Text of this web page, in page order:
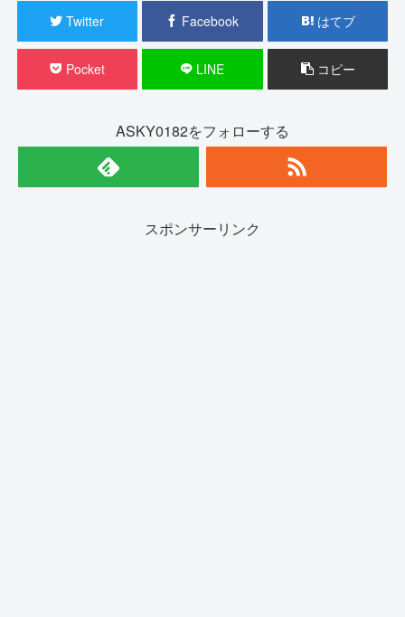
Twitter Facebook はてブ
Pocket LINE コピー
ASKY0182をフォローする
スポンサーリンク